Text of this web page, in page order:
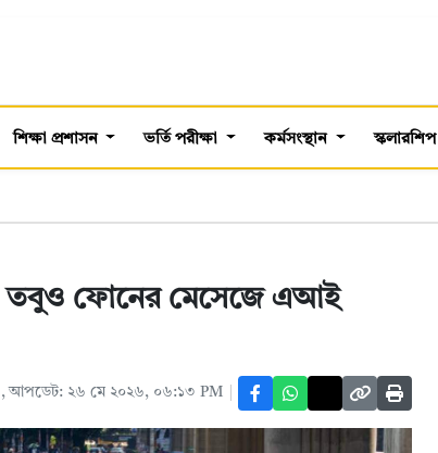
শিক্ষা প্রশাসন ভর্তি পরীক্ষা কর্মসংস্থান স্কলারশিপ
তবুও ফোনের মেসেজে এআই
, আপডেট: ২৬ মে ২০২৬, ০৬:১৩ PM